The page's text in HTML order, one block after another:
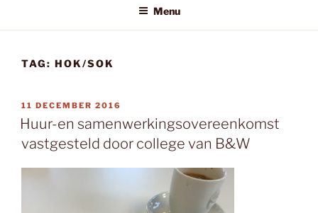
Menu
TAG: HOK/SOK
GEPLAATST
OP
11 DECEMBER 2016
Huur-en samenwerkingsovereenkomst
vastgesteld door college van B&W